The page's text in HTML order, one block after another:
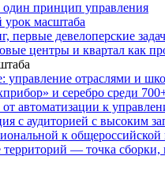
принцип управления
урок масштаба
первые девелоперские
центры и квартал как
управление отраслями и
и серебро среди
автоматизации к
с аудиторией с высоким
к общероссийской
— точка